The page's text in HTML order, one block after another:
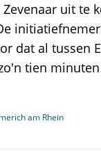
uit te
dat al tussen
tien
am Rhein